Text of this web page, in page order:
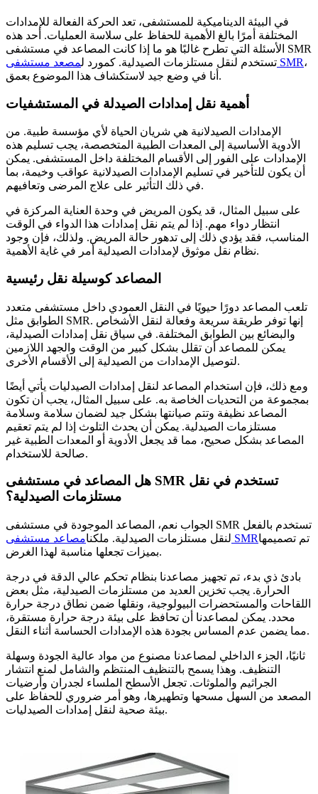
في البيئة الديناميكية للمستشفى، تعد الحركة الفعالة للإمدادات
المختلفة أمرًا بالغ الأهمية للحفاظ على سلاسة العمليات. أحد هذه
الأسئلة التي تطرح غالبًا هو ما إذا كانت المصاعد في مستشفى SMR
تستخدم لنقل مستلزمات الصيدلية. كمورد ل مصعد مستشفى SMR،
أنا في وضع جيد لاستكشاف هذا الموضوع بعمق.
أهمية نقل إمدادات الصيدلة في المستشفيات
الإمدادات الصيدلانية هي شريان الحياة لأي مؤسسة طبية. من
الأدوية الأساسية إلى المعدات الطبية المتخصصة، يجب تسليم هذه
الإمدادات على الفور إلى الأقسام المختلفة داخل المستشفى. يمكن
أن يكون للتأخير في تسليم الإمدادات الصيدلانية عواقب وخيمة، بما
في ذلك التأثير على علاج المرضى وتعافيهم.
على سبيل المثال، قد يكون المريض في وحدة العناية المركزة في
انتظار دواء مهم. إذا لم يتم نقل إمدادات هذا الدواء في الوقت
المناسب، فقد يؤدي ذلك إلى تدهور حالة المريض. ولذلك، فإن وجود
نظام نقل موثوق لإمدادات الصيدلية أمر في غاية الأهمية.
المصاعد كوسيلة نقل رئيسية
تلعب المصاعد دورًا حيويًا في النقل العمودي داخل مستشفى متعدد
الطوابق مثل SMR. إنها توفر طريقة سريعة وفعالة لنقل الأشخاص
والبضائع بين الطوابق المختلفة. في سياق نقل إمدادات الصيدلية،
يمكن للمصاعد أن تقلل بشكل كبير من الوقت والجهد اللازمين
لتوصيل الإمدادات من الصيدلية إلى الأقسام الأخرى.
ومع ذلك، فإن استخدام المصاعد لنقل إمدادات الصيدليات يأتي أيضًا
بمجموعة من التحديات الخاصة به. على سبيل المثال، يجب أن تكون
المصاعد نظيفة وتتم صيانتها بشكل جيد لضمان سلامة وسلامة
مستلزمات الصيدلية. يمكن أن يحدث التلوث إذا لم يتم تعقيم
المصاعد بشكل صحيح، مما قد يجعل الأدوية أو المعدات الطبية غير
صالحة للاستخدام.
هل المصاعد في مستشفى SMR تستخدم في نقل
مستلزمات الصيدلية؟
الجواب نعم، المصاعد الموجودة في مستشفى SMR تستخدم بالفعل
لنقل مستلزمات الصيدلية. ملكنا مصاعد مستشفى SMRتم تصميمها
بميزات تجعلها مناسبة لهذا الغرض.
بادئ ذي بدء، تم تجهيز مصاعدنا بنظام تحكم عالي الدقة في درجة
الحرارة. يجب تخزين العديد من مستلزمات الصيدلية، مثل بعض
اللقاحات والمستحضرات البيولوجية، ونقلها ضمن نطاق درجة حرارة
محدد. يمكن لمصاعدنا أن تحافظ على بيئة درجة حرارة مستقرة،
مما يضمن عدم المساس بجودة هذه الإمدادات الحساسة أثناء النقل.
ثانيًا، الجزء الداخلي لمصاعدنا مصنوع من مواد عالية الجودة وسهلة
التنظيف. وهذا يسمح بالتنظيف المنتظم والشامل لمنع انتشار
الجراثيم والملوثات. تجعل الأسطح الملساء لجدران وأرضيات
المصعد من السهل مسحها وتطهيرها، وهو أمر ضروري للحفاظ على
بيئة صحية لنقل إمدادات الصيدليات.